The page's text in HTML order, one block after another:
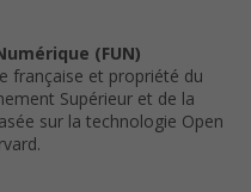
(FUN)
française et propriété du
Supérieur et de la
sur la technologie Open